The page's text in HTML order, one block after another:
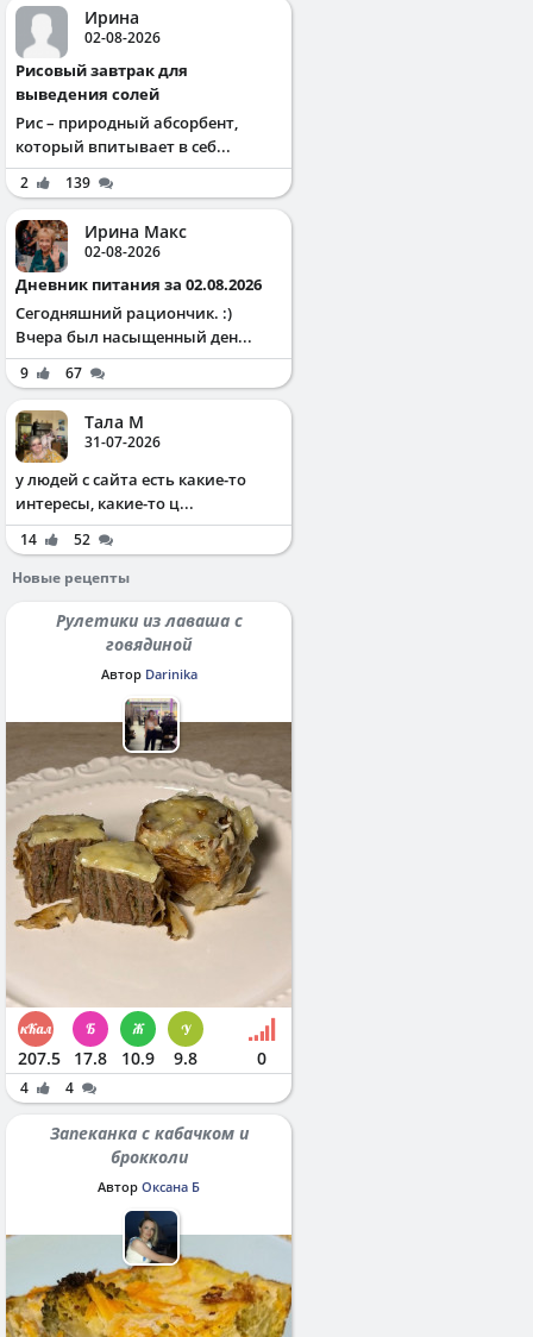
Ирина
02-08-2026
Рисовый завтрак для
выведения солей
Рис – природный абсорбент,
который впитывает в себ...
2 139
Ирина Макс
02-08-2026
Дневник питания за 02.08.2026
Сегодняшний рациончик. :)
Вчера был насыщенный ден...
9 67
Тала М
31-07-2026
у людей с сайта есть какие-то
интересы, какие-то ц...
14
52
Новые рецепты
Рулетики из лаваша с
говядиной
Автор Darinika
207.5 17.8 10.9 9.8 0
4 4
Запеканка с кабачком и
брокколи
Автор Оксана Б